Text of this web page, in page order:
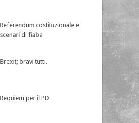
Referendum costituzionale e
scenari di fiaba
Brexit; bravi tutti.
Requiem per il PD